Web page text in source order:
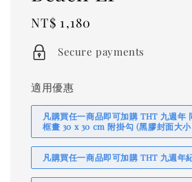
Regular
price
NT$ 1,180
Secure payments
適用優惠
凡購買任一商品即可加購 THT 九週年
框畫 30 x 30 cm 附掛勾 (黑膠封面大小
凡購買任一商品即可加購 THT 九週年